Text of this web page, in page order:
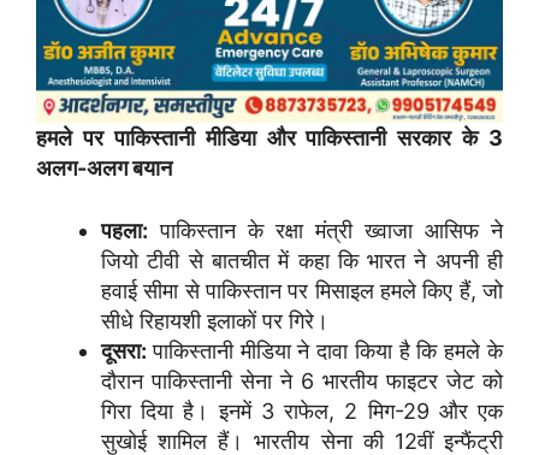
हमले पर पाकिस्तानी मीडिया और पाकिस्तानी सरकार के 3
अलग-अलग बयान
पहला: पाकिस्तान के रक्षा मंत्री ख्वाजा आसिफ ने
जियो टीवी से बातचीत में कहा कि भारत ने अपनी ही
हवाई सीमा से पाकिस्तान पर मिसाइल हमले किए हैं, जो
सीधे रिहायशी इलाकों पर गिरे।
दूसरा:पाकिस्तानी मीडिया ने दावा किया है कि हमले के
दौरान पाकिस्तानी सेना ने 6 भारतीय फाइटर जेट को
गिरा दिया है। इनमें 3 राफेल, 2 मिग-29 और एक
सुखोई शामिल हैं। भारतीय सेना की 12वीं इन्फैंट्री